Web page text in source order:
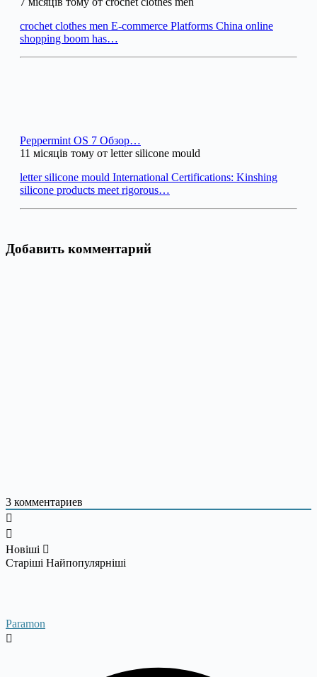
crochet clothes men E-commerce Platforms China online
shopping boom has…
Peppermint OS 7 Обзор…
11 місяців тому от letter silicone mould
letter silicone mould International Certifications: Kinshing
silicone products meet rigorous…
Добавить комментарий
3 комментариев
Новіші
Старіші Найпопулярніші
Paramon